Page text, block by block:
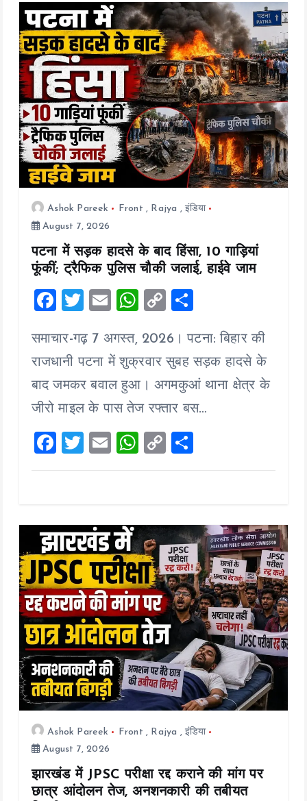
o
n
Ashok Pareek Front , Rajya ,इंडिया
August 7, 2026
पटना में सड़क हादसे के बाद हिंसा, 10 गाड़ियां
फूंकीं; ट्रैफिक पुलिस चौकी जलाई, हाईवे जाम
F
ce
b
o
o
k
T
tt
er
E
ai
l
W
at
s
A
p
p
C
p
y
Li
n
k
a
re
समाचार-गढ़ 7 अगस्त, 2026। पटना: बिहार की
राजधानी पटना में शुक्रवार सुबह सड़क हादसे के
बाद जमकर बवाल हुआ। अगमकुआं थाना क्षेत्र के
जीरो माइल के पास तेज रफ्तार बस…
F
a
o
o
k
T
wi
E
m
W
h
A
p
p
C
o
Li
n
k
h
Ashok Pareek Front , Rajya ,इंडिया
August 7, 2026
झारखंड में JPSC परीक्षा रद्द कराने की मांग पर
छात्र आंदोलन तेज, अनशनकारी की तबीयत